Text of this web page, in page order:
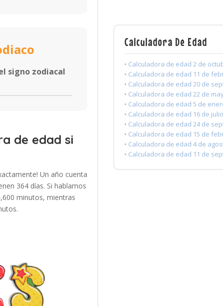
signo zodiacal
de edad si
Un año cuenta
364 días. Si hablamos
minutos, mientras
Calculadora De Edad
• Calculadora de edad 2 de
• Calculadora de edad 11 de
• Calculadora de edad 20 de
• Calculadora de edad 22 de
• Calculadora de edad 5 de
• Calculadora de edad 16 de
• Calculadora de edad 24 de
• Calculadora de edad 15 de
• Calculadora de edad 4 de
• Calculadora de edad 11 de